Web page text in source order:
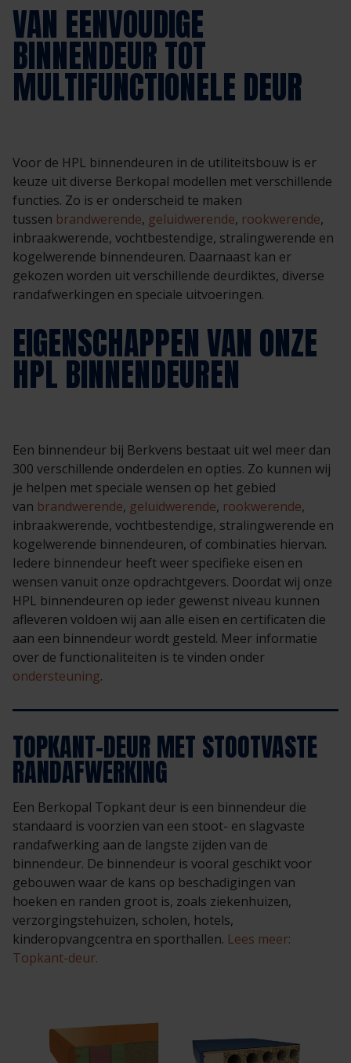
VAN EENVOUDIGE
BINNENDEUR TOT
MULTIFUNCTIONELE DEUR
Voor de HPL binnendeuren in de utiliteitsbouw is er
keuze uit diverse Berkopal modellen met verschillende
functies. Zo is er onderscheid te maken
tussen brandwerende, geluidwerende, rookwerende,
inbraakwerende, vochtbestendige, stralingwerende en
kogelwerende binnendeuren. Daarnaast kan er
gekozen worden uit verschillende deurdiktes, diverse
randafwerkingen en speciale uitvoeringen.
EIGENSCHAPPEN VAN ONZE
HPL BINNENDEUREN
Een binnendeur bij Berkvens bestaat uit wel meer dan
300 verschillende onderdelen en opties. Zo kunnen wij
je helpen met speciale wensen op het gebied
van brandwerende, geluidwerende, rookwerende,
inbraakwerende, vochtbestendige, stralingwerende en
kogelwerende binnendeuren, of combinaties hiervan.
Iedere binnendeur heeft weer specifieke eisen en
wensen vanuit onze opdrachtgevers. Doordat wij onze
HPL binnendeuren op ieder gewenst niveau kunnen
afleveren voldoen wij aan alle eisen en certificaten die
aan een binnendeur wordt gesteld. Meer informatie
over de functionaliteiten is te vinden onder
ondersteuning.
TOPKANT-DEUR MET STOOTVASTE
RANDAFWERKING
Een Berkopal Topkant deur is een binnendeur die
standaard is voorzien van een stoot- en slagvaste
randafwerking aan de langste zijden van de
binnendeur. De binnendeur is vooral geschikt voor
gebouwen waar de kans op beschadigingen van
hoeken en randen groot is, zoals ziekenhuizen,
verzorgingstehuizen, scholen, hotels,
kinderopvangcentra en sporthallen. Lees meer:
Topkant-deur.